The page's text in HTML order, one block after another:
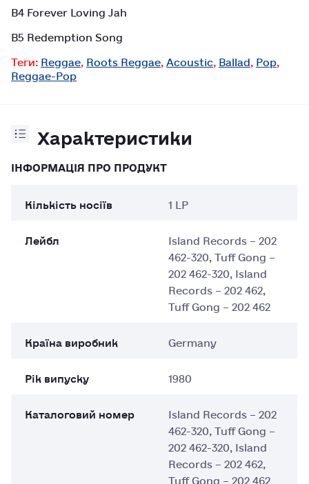
B4 Forever Loving Jah
B5 Redemption Song
Теги:Reggae Roots Reggae Acoustic Ballad Pop
Reggae-Pop
Характеристики
ІНФОРМАЦІЯ ПРО ПРОДУКТ
Кількість носіїв
1 LP
Лейбл
Island Records – 202
462-320, Tuff Gong –
202 462-320, Island
Records – 202 462,
Tuff Gong – 202 462
Країна виробник
Germany
Рік випуску
1980
Каталоговий номер
Island Records – 202
462-320, Tuff Gong –
202 462-320, Island
Records – 202 462,
Tuff Gong – 202 462